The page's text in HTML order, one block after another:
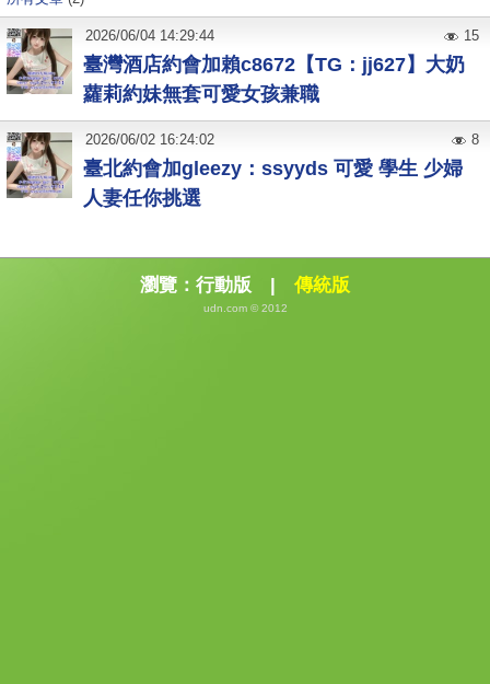
臺灣酒店約會加賴c8672【TG：jj627】大奶
蘿莉約妹無套可愛女孩兼職
2026/06/04 14:29:44 15
臺北約會加gleezy：ssyyds 可愛 學生 少婦
人妻任你挑選
2026/06/02 16:24:02 8
瀏覽： 行動版 | 傳統版
udn.com © 2012